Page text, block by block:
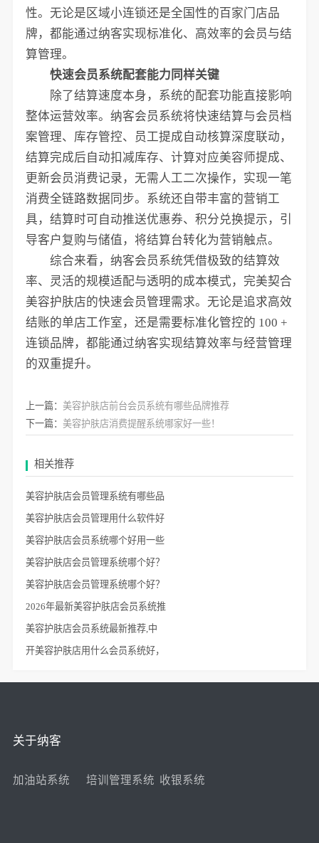
性。无论是区域小连锁还是全国性的百家门店品
牌，都能通过纳客实现标准化、高效率的会员与结
算管理。
快速会员系统配套能力同样关键
除了结算速度本身，系统的配套功能直接影响
整体运营效率。纳客会员系统将快速结算与会员档
案管理、库存管控、员工提成自动核算深度联动，
结算完成后自动扣减库存、计算对应美容师提成、
更新会员消费记录，无需人工二次操作，实现一笔
消费全链路数据同步。系统还自带丰富的营销工
具，结算时可自动推送优惠券、积分兑换提示，引
导客户复购与储值，将结算台转化为营销触点。
综合来看，纳客会员系统凭借极致的结算效
率、灵活的规模适配与透明的成本模式，完美契合
美容护肤店的快速会员管理需求。无论是追求高效
结账的单店工作室，还是需要标准化管控的 100 +
连锁品牌，都能通过纳客实现结算效率与经营管理
的双重提升。
上一篇： 美容护肤店前台会员系统有哪些品牌推荐
下一篇： 美容护肤店消费提醒系统哪家好一些！
相关推荐
美容护肤店会员管理系统有哪些品
美容护肤店会员管理用什么软件好
美容护肤店会员系统哪个好用一些
美容护肤店会员管理系统哪个好？
美容护肤店会员管理系统哪个好？
2026年最新美容护肤店会员系统推
美容护肤店会员系统最新推荐,中
开美容护肤店用什么会员系统好，
关于纳客
加油站系统 培训管理系统 收银系统